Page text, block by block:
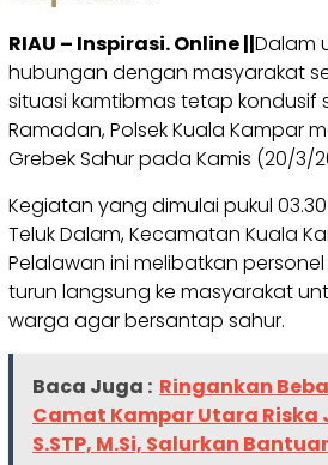
RIAU – Inspirasi. Online ||Dalam
hubungan dengan masyarakat
situasi kamtibmas tetap kondusif
Ramadan, Polsek Kuala Kampar
Grebek Sahur pada Kamis (20/3/
Kegiatan yang dimulai pukul 03.30
Teluk Dalam, Kecamatan Kuala
Pelalawan ini melibatkan
turun langsung ke masyarakat
warga agar bersantap sahur.
Baca Juga : Ringankan
Camat Kampar Utara Riska
S.STP, M.Si, Salurkan